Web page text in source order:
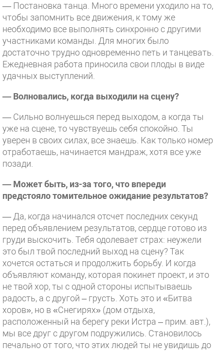
— Постановка танца. Много времени уходило на то,
чтобы запомнить все движения, к тому же
необходимо все выполнять синхронно с другими
участниками команды. Для многих было
достаточно трудно одновременно петь и танцевать.
Ежедневная работа приносила свои плоды в виде
удачных выступлений.
— Волновались, когда выходили на сцену?
— Сильно волнуешься перед выходом, а когда ты
уже на сцене, то чувствуешь себя спокойно. Ты
уверен в своих силах, все знаешь. Как только номер
отработаешь, начинается мандраж, хотя все уже
позади.
— Может быть, из-за того, что впереди
предстояло томительное ожидание результатов?
— Да, когда начинался отсчет последних секунд
перед объявлением результатов, сердце готово из
груди выскочить. Тебя одолевает страх: неужели
это был твой последний выход на сцену? Так
хочется остаться и продолжить борьбу. И когда
объявляют команду, которая покинет проект, и это
не твой хор, ты с одной стороны испытываешь
радость, а с другой – грусть. Хоть это и «Битва
хоров», но в «Снегирях» (дом отдыха,
расположенный на берегу реки Истра – прим. авт.),
мы все друг с другом подружились. Становилось
печально от того, что этих людей ты не увидишь до